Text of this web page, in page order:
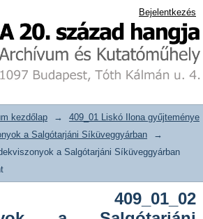
Érdekviszonyok
Síküveggyárban kutatási
adattár Bejelentkezés
kezdőlap →
409_01 Liskó Ilona gyűjteménye
a Salgótarjáni Síküveggyárban
→
a Salgótarjáni Síküveggyárban
409_01_02